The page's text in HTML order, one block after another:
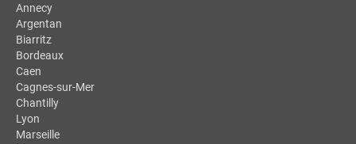
Annecy
Argentan
Biarritz
Bordeaux
Caen
Cagnes-sur-Mer
Chantilly
Lyon
Marseille